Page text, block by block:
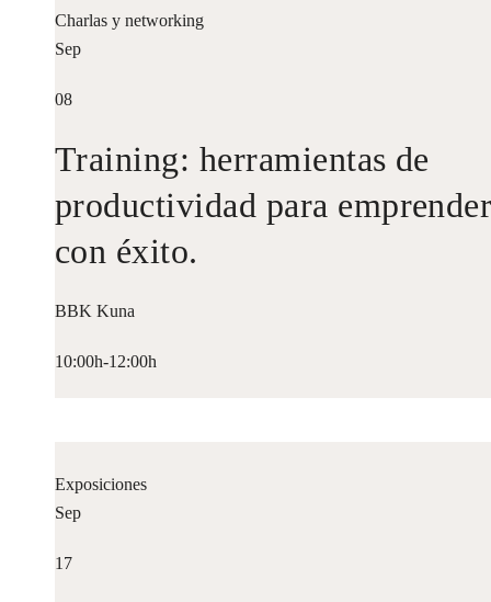
Charlas y networking
Sep
08
Training: herramientas de
productividad para
con éxito.
BBK Kuna
10:00h-12:00h
Exposiciones
Sep
17